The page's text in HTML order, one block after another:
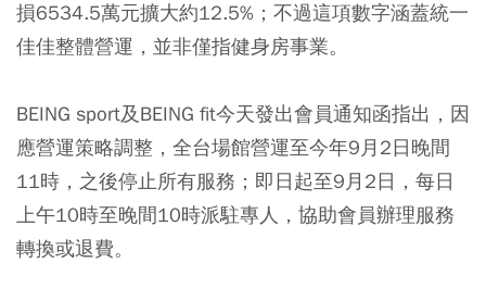
損6534.5萬元擴大約12.5%；不過這項數字涵蓋統一
佳佳整體營運，並非僅指健身房事業。
BEING sport及BEING fit今天發出會員通知函指出，因
應營運策略調整，全台場館營運至今年9月2日晚間
11時，之後停止所有服務；即日起至9月2日，每日
上午10時至晚間10時派駐專人，協助會員辦理服務
轉換或退費。